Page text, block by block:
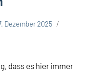
Dezember 2025
dass es hier immer